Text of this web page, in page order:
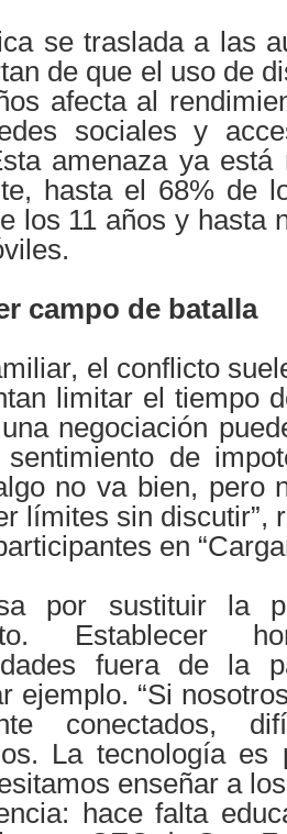
se traslada a las
de que el uso de
afecta al
sociales y
amenaza ya está
hasta el 68% de
los 11 años y hasta
campo de batalla
el conflicto
limitar el tiempo
negociación
de
no va bien, pero
límites sin discutir”,
en
por sustituir la
Establecer
fuera de la
ejemplo. “Si
conectados,
La tecnología es
enseñar a
hace falta